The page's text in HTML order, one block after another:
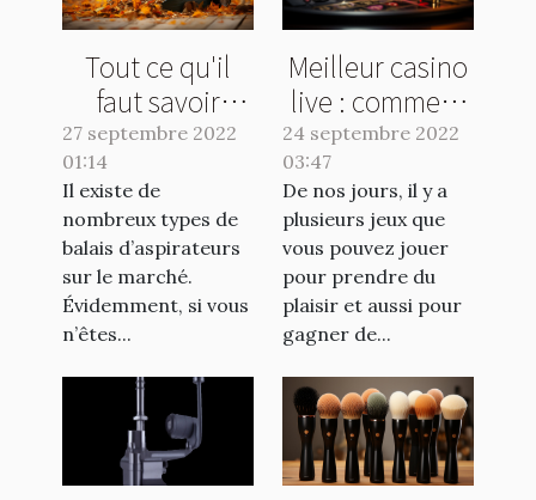
Tout ce qu'il
faut savoir
avant l'achat
d'un balai
aspirateur
27 septembre 2022
01:14
Il existe de
nombreux types de
balais d’aspirateurs
sur le marché.
Évidemment, si vous
n’êtes...
Meilleur casino
live : comment
faire le bon
24 septembre 2022
03:47
De nos jours, il y a
plusieurs jeux que
vous pouvez jouer
pour prendre du
plaisir et aussi pour
gagner de...